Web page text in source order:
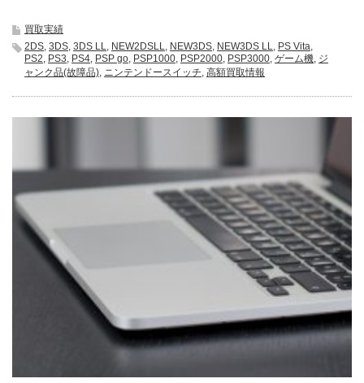
買取実績
2DS, 3DS, 3DS LL, NEW2DSLL, NEW3DS, NEW3DS LL, PS Vita,
PS2, PS3, PS4, PSP go, PSP1000, PSP2000, PSP3000, ゲーム機, ジ
ャンク品(故障品), ニンテンドースイッチ, 高額買取情報